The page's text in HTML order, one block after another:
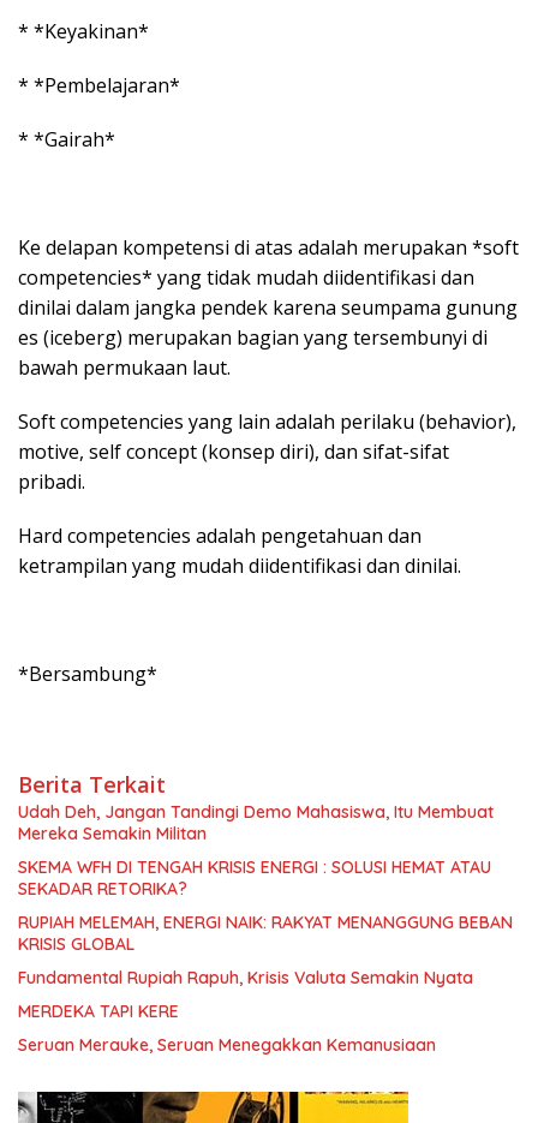
* *Keyakinan*
* *Pembelajaran*
* *Gairah*
Ke delapan kompetensi di atas adalah merupakan *soft
competencies* yang tidak mudah diidentifikasi dan
dinilai dalam jangka pendek karena seumpama gunung
es (iceberg) merupakan bagian yang tersembunyi di
bawah permukaan laut.
Soft competencies yang lain adalah perilaku (behavior),
motive, self concept (konsep diri), dan sifat-sifat
pribadi.
Hard competencies adalah pengetahuan dan
ketrampilan yang mudah diidentifikasi dan dinilai.
*Bersambung*
Berita Terkait
Udah Deh, Jangan Tandingi Demo Mahasiswa, Itu Membuat
Mereka Semakin Militan
SKEMA WFH DI TENGAH KRISIS ENERGI : SOLUSI HEMAT ATAU
SEKADAR RETORIKA?
RUPIAH MELEMAH, ENERGI NAIK: RAKYAT MENANGGUNG BEBAN
KRISIS GLOBAL
Fundamental Rupiah Rapuh, Krisis Valuta Semakin Nyata
MERDEKA TAPI KERE
Seruan Merauke, Seruan Menegakkan Kemanusiaan